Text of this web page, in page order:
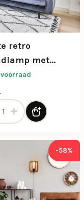
kleur aantal
retro
met
kap
voorraad
retro wandlamp met
-58%